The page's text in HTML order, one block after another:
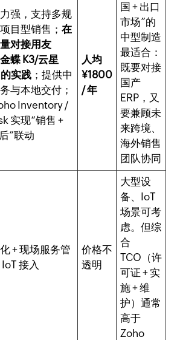
强，支持多规
目型销售；在
对接用友
蝶 K3/云星
实践 ；提供中
与本地交付；
Inventory /
实现“销售 +
”联动
人均
¥1800
/ 年
国 + 出口
市场”的
中型制造
最适合：
既要对接
国产
ERP，又
要兼顾未
来跨境、
海外销售
团队协同
+ 现场服务管
接入
价格不
透明
大型设
备、IoT
场景可考
虑。但综
合
TCO（许
可证 + 实
施 + 维
护）通常
高于
Zoho